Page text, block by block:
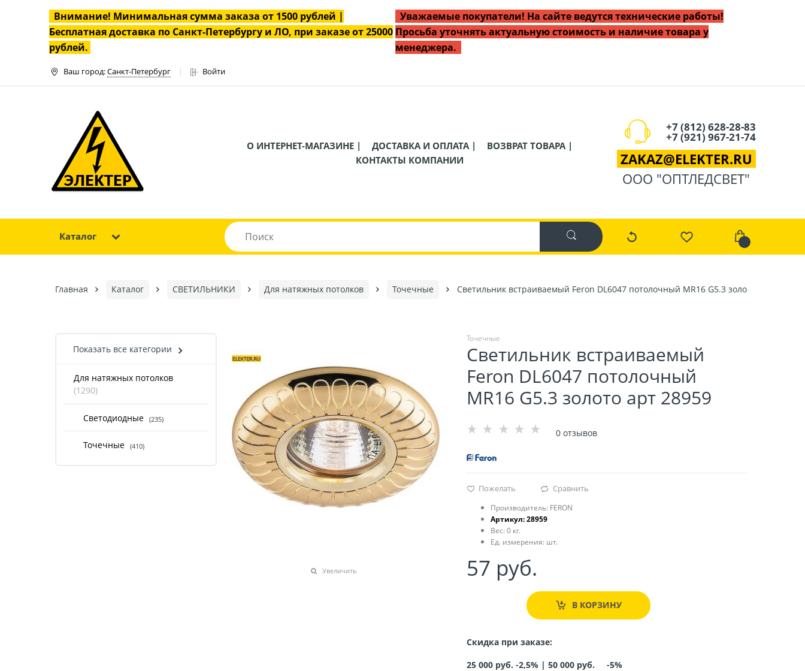
Внимание! Минимальная сумма заказа от 1500 рублей |
Бесплатная доставка по Санкт-Петербургу и ЛО, при заказе от 25000
рублей.
Уважаемые покупатели! На сайте ведутся технические работы!
Просьба уточнять актуальную стоимость и наличие товара у
менеджера.
Ваш город:Санкт-Петербург Войти
О ИНТЕРНЕТ-МАГАЗИНЕ | ДОСТАВКА И ОПЛАТА |
ВОЗВРАТ ТОВАРА |
КОНТАКТЫ КОМПАНИИ
+7 (812) 628-28-83
+7 (921) 967-21-74
ZAKAZ@ELEKTER.RU
ООО "ОПТЛЕДСВЕТ"
Каталог
Главная Каталог СВЕТИЛЬНИКИ Для натяжных потолков Точечные Светильник встраиваемый Feron DL6047 потолочный MR16 G5.3 золото арт 28959
Показать все категории
Для натяжных потолков
(1290)
Светодиодные (235)
Точечные (410)
Увеличить
Точечные
Светильник встраиваемый
Feron DL6047 потолочный
MR16 G5.3 золото арт 28959
0 отзывов
Пожелать Сравнить
Производитель: FERON
Артикул:28959
Вес: 0 кг.
Ед. измерения: шт.
57 руб.
В КОРЗИНУ
Скидка при заказе:
25 000 руб. -2,5% | 50 000 руб. -5%